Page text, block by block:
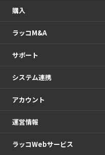
購入
ラッコM&A
サポート
システム連携
アカウント
運営情報
ラッコWebサービス